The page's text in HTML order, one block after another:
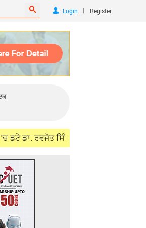
Login | Register
ਸਿੰਘ, ਵਿਦੇਸ਼ ਮੰਤਰੀ ਜੈਸ਼ੰਕਰ ਨਾਲ